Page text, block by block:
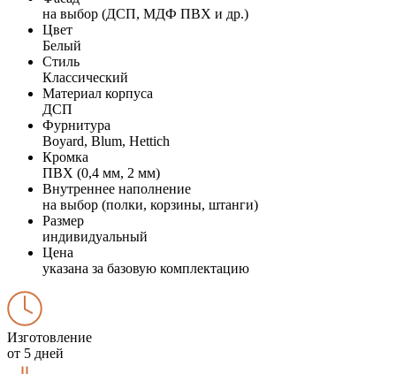
на выбор (ДСП, МДФ ПВХ и др.)
Цвет
Белый
Стиль
Классический
Материал корпуса
ДСП
Фурнитура
Boyard, Blum, Hettich
Кромка
ПВХ (0,4 мм, 2 мм)
Внутреннее наполнение
на выбор (полки, корзины, штанги)
Размер
индивидуальный
Цена
указана за базовую комплектацию
Изготовление
от 5 дней